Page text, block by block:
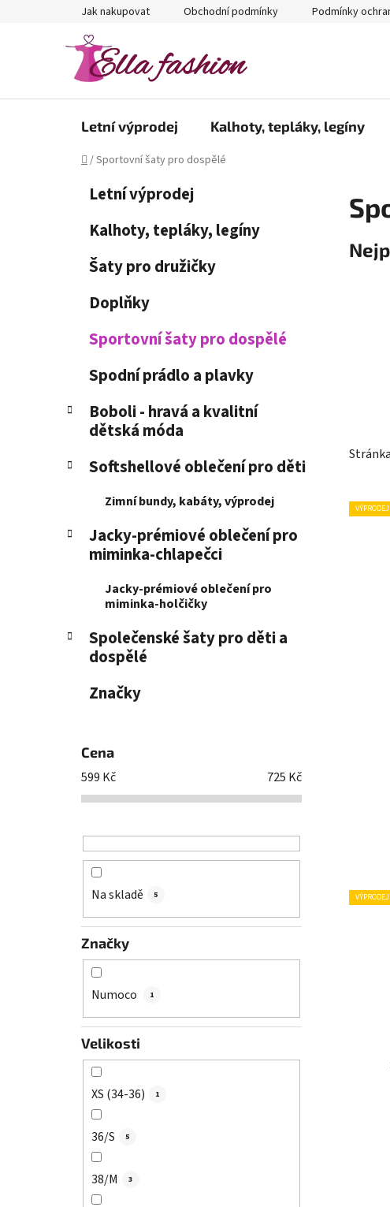
Jak nakupovat Obchodní podmínky Podmínky
Letní výprodej Kalhoty, tepláky, legíny
Domů
/Sportovní šaty pro dospělé
n
Přeskočit
kategorie
Letní výprodej
Kalhoty, tepláky, legíny
Šaty pro družičky
Doplňky
Sportovní šaty pro dospělé
Spodní prádlo a plavky
Boboli - hravá a kvalitní
dětská móda
Softshellové oblečení pro děti
Zimní bundy, kabáty, výprodej
Jacky-prémiové oblečení pro
miminka-chlapečci
Jacky-prémiové oblečení pro
miminka-holčičky
Společenské šaty pro děti a
dospělé
Značky
Cena
599 Kč 725 Kč
Na skladě 5
Značky
Numoco 1
Velikosti
XS (34-36) 1
36/S 5
38/M 3
Stránka
V
ý
VÝPRODEJ
VÝPRODEJ